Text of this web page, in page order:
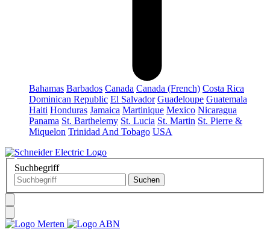
Bahamas Barbados Canada Canada (French) Costa Rica
Dominican Republic El Salvador Guadeloupe Guatemala
Haiti Honduras Jamaica Martinique Mexico Nicaragua
Panama St. Barthelemy St. Lucia St. Martin St. Pierre &
Miquelon Trinidad And Tobago USA
Suchbegriff